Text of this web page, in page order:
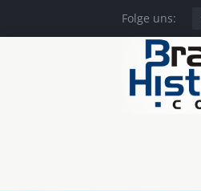
Folge uns: